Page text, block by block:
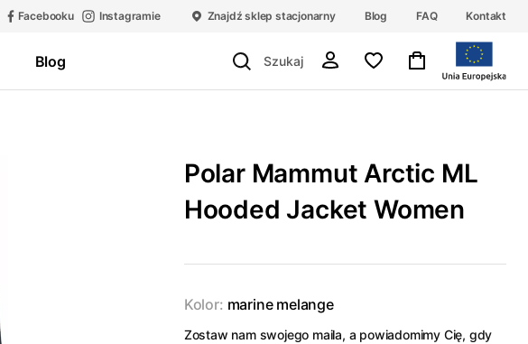
Facebooku Instagramie Znajdź sklep stacjonarny Blog FAQ Kontakt
Blog
Polar Mammut Arctic ML
Hooded Jacket Women
Kolor: marine melange
Zostaw nam swojego maila, a powiadomimy Cię, gdy